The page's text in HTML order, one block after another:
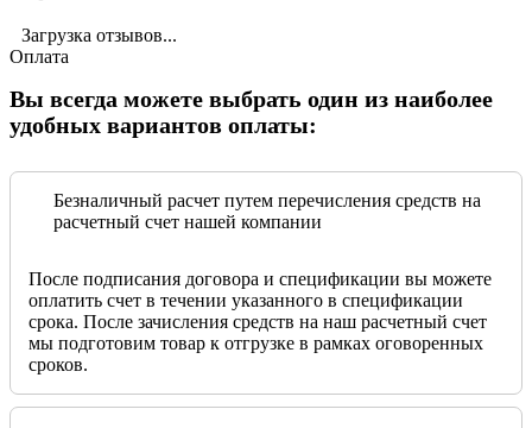
Загрузка отзывов...
Оплата
Вы всегда можете выбрать один из наиболее
удобных вариантов оплаты:
Безналичный расчет путем перечисления средств на
расчетный счет нашей компании
После подписания договора и спецификации вы можете
оплатить счет в течении указанного в спецификации
срока. После зачисления средств на наш расчетный счет
мы подготовим товар к отгрузке в рамках оговоренных
сроков.